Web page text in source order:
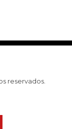
reservados.